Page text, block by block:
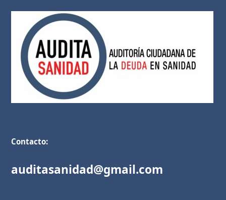
Contacto:
auditasanidad@gmail.com